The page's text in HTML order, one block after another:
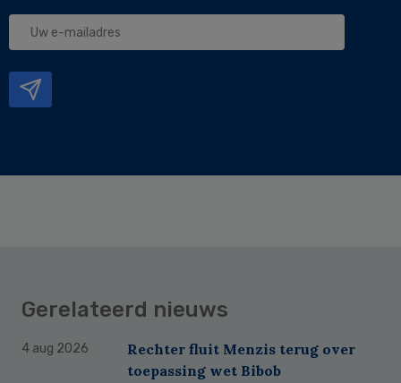
Uw
Gerelateerd nieuws
4 aug 2026
Rechter fluit Menzis terug over
toepassing wet Bibob